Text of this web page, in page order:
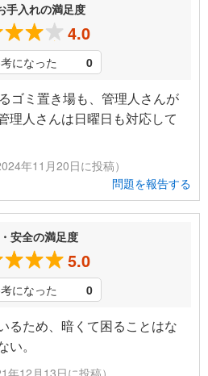
手入れの満足度
4.0
になった 0
ゴミ置き場も、管理人さんが
理人さんは日曜日も対応して
年11月20日に投稿）
問題を報告する
安全の満足度
5.0
になった 0
るため、暗くて困ることはな
。